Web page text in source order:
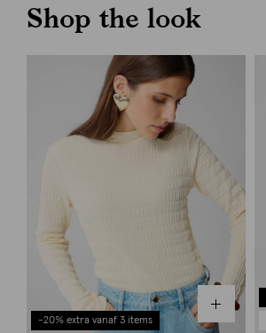
Shop the look
-20% extra vanaf 3 items